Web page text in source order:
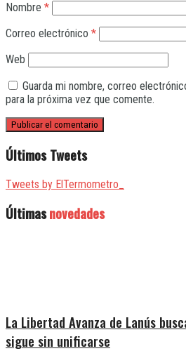
Nombre *
Correo electrónico *
Web
Guarda mi nombre, correo
para la próxima vez que comente.
Últimos Tweets
Tweets by ElTermometro_
Últimasnovedades
La Libertad Avanza de Lanús
sigue sin unificarse